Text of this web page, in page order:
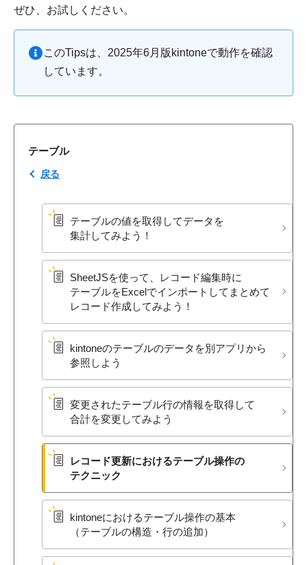
テーブル
戻る
テーブルの​値を​取得して​データを​
集計してみよう！
SheetJSを​使って、​レコード編集時に​
テーブルを​Excelで​インポートして​まとめて​
レコード作成してみよう！
kintoneの​テーブルの​データを​別アプリから​
参照しよう
変更された​テーブル行の​情報を​取得して​
合計を​変更してみよう
レコード更新に​おける​テーブル操作の​
テクニック
kintoneに​おける​テーブル操作の​基本​
（テーブルの​構造・行の​追加）
ぜひ、お試しください。
このTipsは、2025年6月版kintoneで動作を確認
しています。